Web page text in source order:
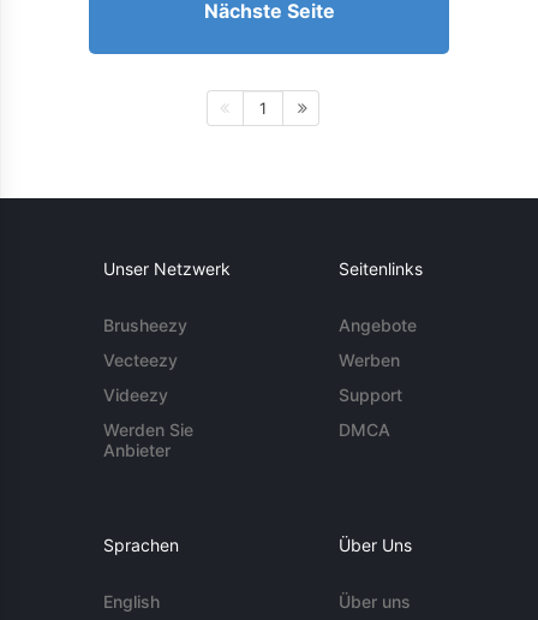
Nächste Seite
1
Unser Netzwerk
Brusheezy
Vecteezy
Videezy
Werden Sie
Anbieter
Seitenlinks
Angebote
Werben
Support
DMCA
Sprachen
English
Über Uns
Über uns